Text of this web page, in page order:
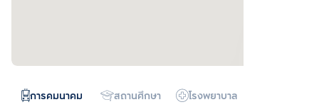
การคมนาคม สถานศึกษา โรงพยาบาล